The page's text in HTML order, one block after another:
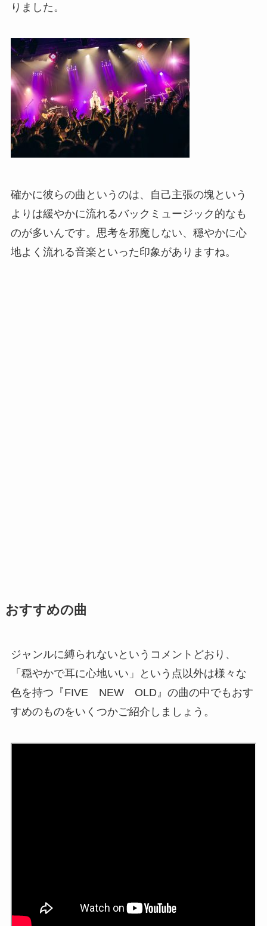
りました。
確かに彼らの曲というのは、自己主張の塊という
よりは緩やかに流れるバックミュージック的なも
のが多いんです。思考を邪魔しない、穏やかに心
地よく流れる音楽といった印象がありますね。
おすすめの曲
ジャンルに縛られないというコメントどおり、
「穏やかで耳に心地いい」という点以外は様々な
色を持つ『FIVE NEW OLD』の曲の中でもおす
すめのものをいくつかご紹介しましょう。